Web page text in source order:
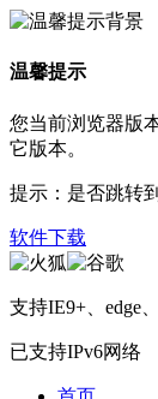
温馨提示
您当前浏览器版
它版本。
提示：是否跳转
软件下载
支持IE9+、edge
已支持IPv6网络